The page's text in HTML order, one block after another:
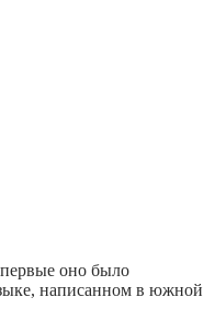
оно было
написанном в южной